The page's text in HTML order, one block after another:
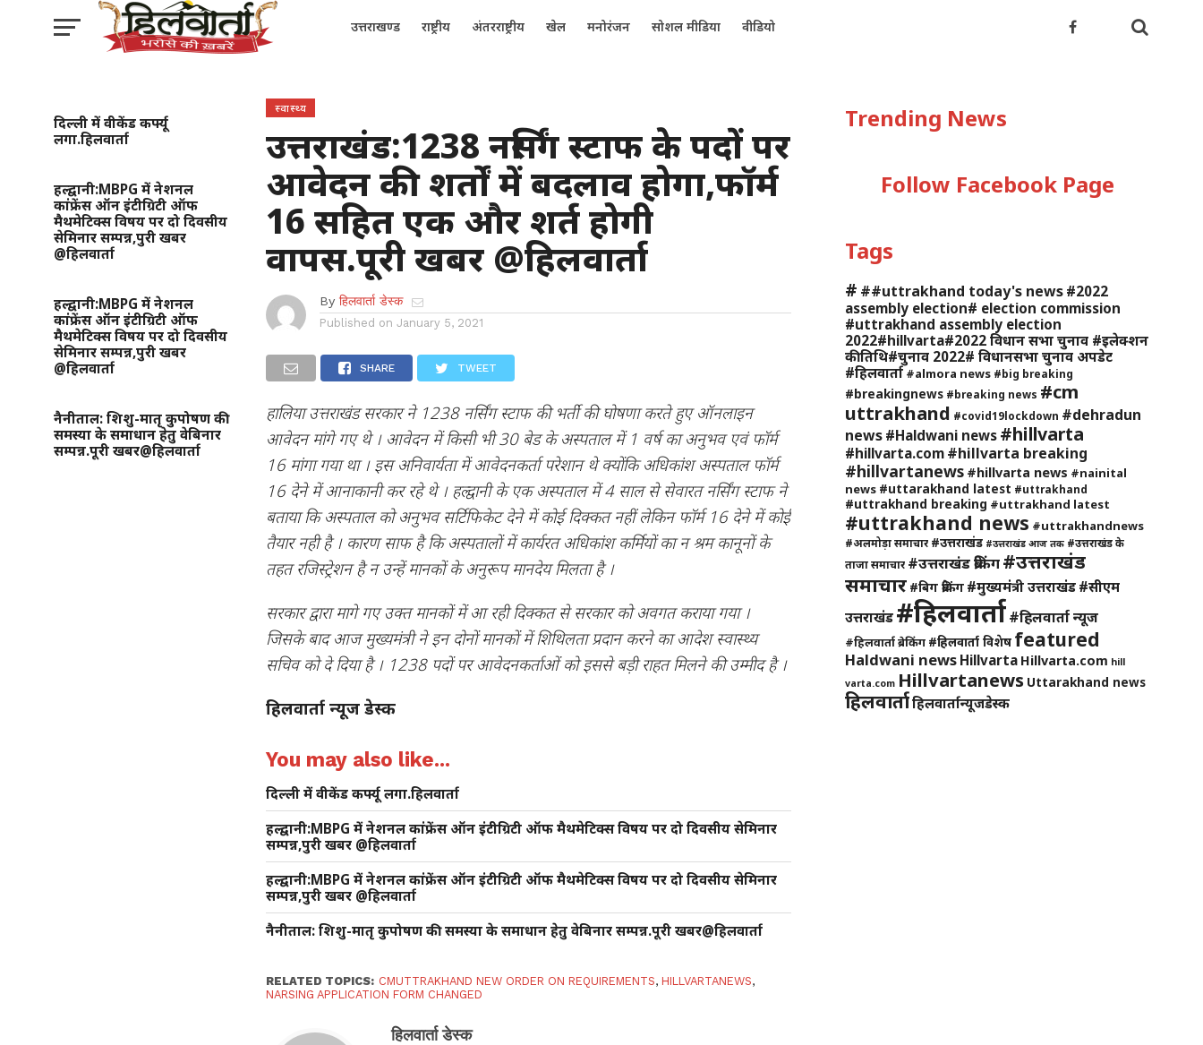
उत्तराखण्ड राष्ट्रीय अंतरराष्ट्रीय खेल मनोरंजन सोशल मीडिया वीडियो
दिल्ली में वीकेंड कर्फ्यू
लगा.हिलवार्ता
हल्द्वानी:MBPG में नेशनल
कांफ्रेंस ऑन इंटीग्रिटी ऑफ
मैथमेटिक्स विषय पर दो दिवसीय
सेमिनार सम्पन्न,पुरी खबर
@हिलवार्ता
हल्द्वानी:MBPG में नेशनल
कांफ्रेंस ऑन इंटीग्रिटी ऑफ
मैथमेटिक्स विषय पर दो दिवसीय
सेमिनार सम्पन्न,पुरी खबर
@हिलवार्ता
नैनीताल: शिशु-मातृ कुपोषण की
समस्या के समाधान हेतु वेबिनार
सम्पन्न.पूरी खबर@हिलवार्ता
स्वास्थ्य
उत्तराखंड:1238 नर्सिंग स्टाफ के पदों पर
आवेदन की शर्तों में बदलाव होगा,फॉर्म
16 सहित एक और शर्त होगी
वापस.पूरी खबर @हिलवार्ता
By हिलवार्ता डेस्क
Published on January 5, 2021
SHARE TWEET
हालिया उत्तराखंड सरकार ने 1238 नर्सिंग स्टाफ की भर्ती की घोषणा करते हुए ऑनलाइन
आवेदन मांगे गए थे । आवेदन में किसी भी 30 बेड के अस्पताल में 1 वर्ष का अनुभव एवं फॉर्म
16 मांगा गया था । इस अनिवार्यता में आवेदनकर्ता परेशान थे क्योंकि अधिकांश अस्पताल फॉर्म
16 देने में आनाकानी कर रहे थे । हल्द्वानी के एक अस्पताल में 4 साल से सेवारत नर्सिंग स्टाफ ने
बताया कि अस्पताल को अनुभव सर्टिफिकेट देने में कोई दिक्कत नहीं लेकिन फॉर्म 16 देने में कोई
तैयार नही है । कारण साफ है कि अस्पतालों में कार्यरत अधिकांश कर्मियों का न श्रम कानूनों के
तहत रजिस्ट्रेशन है न उन्हें मानकों के अनुरूप मानदेय मिलता है ।
सरकार द्वारा मागे गए उक्त मानकों में आ रही दिक्कत से सरकार को अवगत कराया गया ।
जिसके बाद आज मुख्यमंत्री ने इन दोनों मानकों में शिथिलता प्रदान करने का आदेश स्वास्थ्य
सचिव को दे दिया है । 1238 पदों पर आवेदनकर्ताओं को इससे बड़ी राहत मिलने की उम्मीद है ।
हिलवार्ता न्यूज डेस्क
You may also like...
दिल्ली में वीकेंड कर्फ्यू लगा.हिलवार्ता
हल्द्वानी:MBPG में नेशनल कांफ्रेंस ऑन इंटीग्रिटी ऑफ मैथमेटिक्स विषय पर दो दिवसीय सेमिनार
सम्पन्न,पुरी खबर @हिलवार्ता
हल्द्वानी:MBPG में नेशनल कांफ्रेंस ऑन इंटीग्रिटी ऑफ मैथमेटिक्स विषय पर दो दिवसीय सेमिनार
सम्पन्न,पुरी खबर @हिलवार्ता
नैनीताल: शिशु-मातृ कुपोषण की समस्या के समाधान हेतु वेबिनार सम्पन्न.पूरी खबर@हिलवार्ता
RELATED TOPICS: CMUTTRAKHAND NEW ORDER ON REQUIREMENTS, HILLVARTANEWS,
NARSING APPLICATION FORM CHANGED
हिलवार्ता डेस्क
Trending News
Follow Facebook Page
Tags
# ##uttrakhand today's news #2022
assembly election# election commission
#uttrakhand assembly election
2022#hillvarta#2022 विधान सभा चुनाव #इलेक्शन
की तिथि#चुनाव 2022# विधानसभा चुनाव अपडेट
#हिलवार्ता #almora news #big breaking
#breakingnews #breaking news #cm
uttrakhand #covid19lockdown #dehradun
news #Haldwani news #hillvarta
#hillvarta.com #hillvarta breaking
#hillvartanews #hillvarta news #nainital
news #uttarakhand latest #uttrakhand
#uttrakhand breaking #uttrakhand latest
#uttrakhand news #uttrakhandnews
#अलमोड़ा समाचार #उत्तराखंड #उत्तराखंड आज तक #उत्तराखंड के
ताजा समाचार #उत्तराखंड ब्रेकिंग#उत्तराखंड
समाचार #बिग ब्रेकिंग #मुख्यमंत्री उत्तराखंड #सीएम
उत्तराखंड #हिलवार्ता#हिलवार्ता न्यूज
#हिलवार्ता ब्रेकिंग #हिलवार्ता विशेष featured
Haldwani news Hillvarta Hillvarta.com hill
varta.com Hillvartanews Uttarakhand news
हिलवार्ताहिलवार्तान्यूजडेस्क